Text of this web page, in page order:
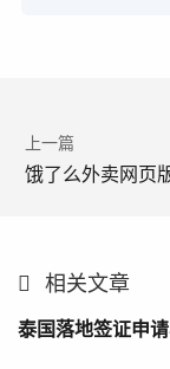
上一篇
相关文章
泰国落地签证申